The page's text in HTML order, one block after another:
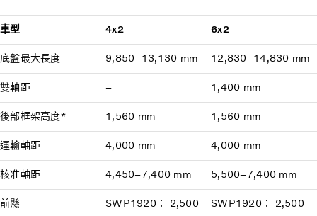
車型 4x2 6x2
底盤最大長度 9,850–13,130 mm 12,830–14,830 mm
雙軸距 – 1,400 mm
後部框架高度* 1,560 mm 1,560 mm
運輸軸距 4,000 mm 4,000 mm
核准軸距 4,450–7,400 mm 5,500–7,400 mm
前懸
SWP1920： 2,500
SWP1920： 2,500